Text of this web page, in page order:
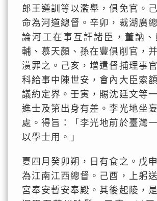
郎王遵訓等以濫舉，俱免官。
命為河道總督。辛卯，裁湖廣
論河工在事互訐諸臣，董訥
輔、慕天顏、孫在豐俱削官，
潢罪之。己亥，增遣督捕理事
科給事中陳世安，會內大臣索
議約定界。壬寅，賜沈廷文等
進士及第出身有差。李光地坐
處。得旨：「李光地前於臺灣
以學士用。」
夏四月癸卯朔，日有食之。戊
為江南江西總督。己酉，上躬
宮奉安暫安奉殿。其後起陵，